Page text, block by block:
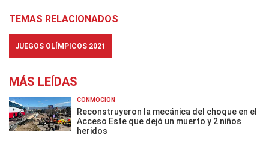
TEMAS RELACIONADOS
JUEGOS OLÍMPICOS 2021
MÁS LEÍDAS
CONMOCIÓN
Reconstruyeron la mecánica del choque en el
Acceso Este que dejó un muerto y 2 niños
heridos